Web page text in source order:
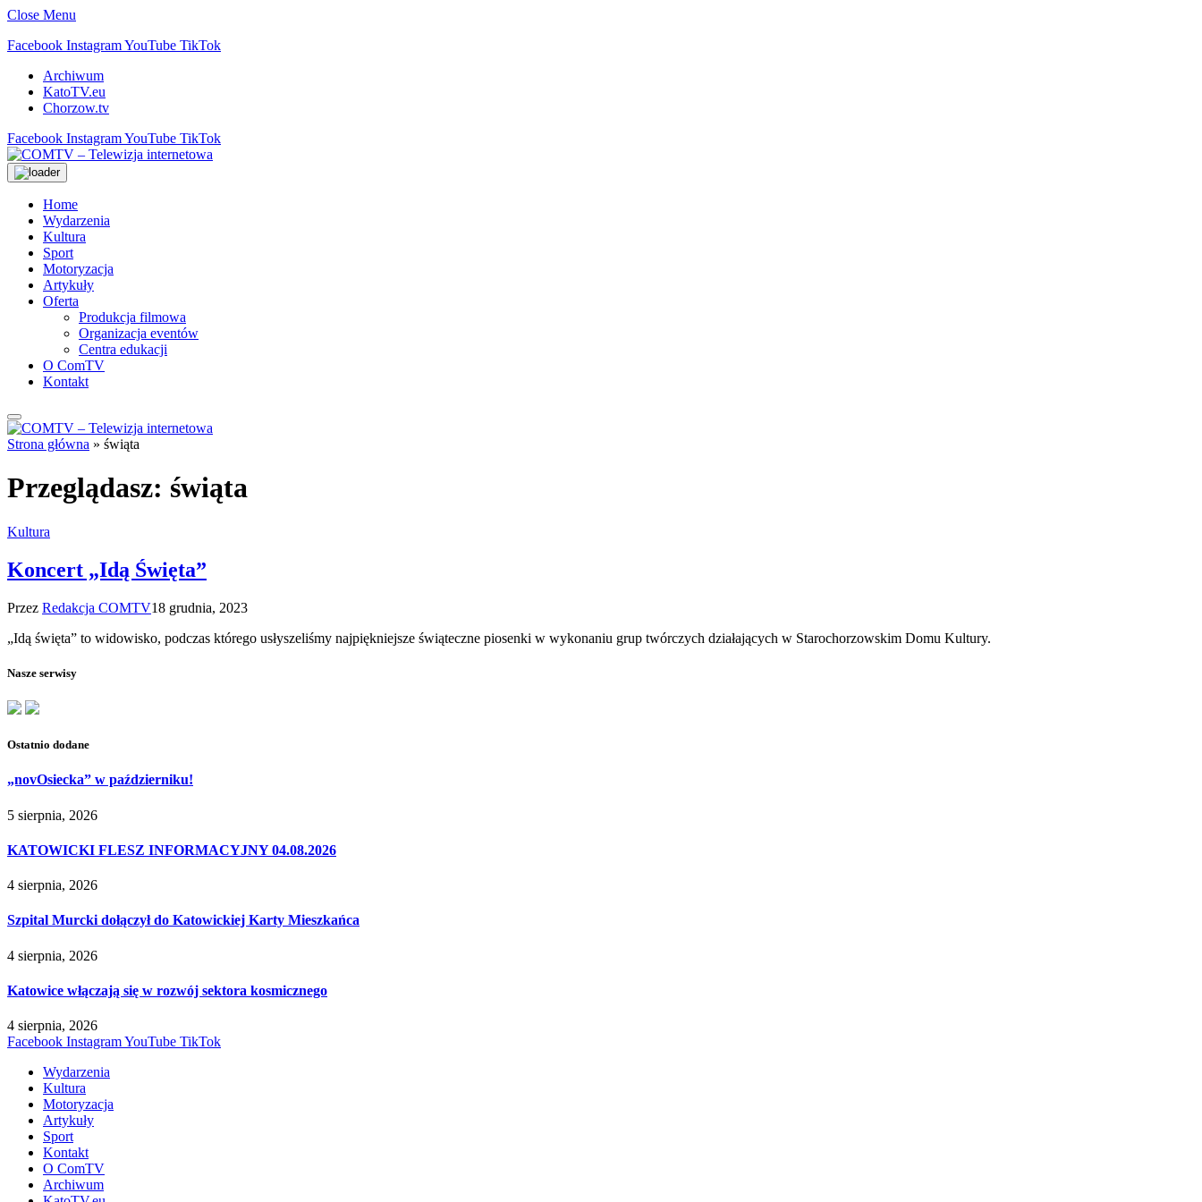
Close Menu
Facebook InstagramYouTube TikTok
Archiwum
KatoTV.eu
Chorzow.tv
Facebook InstagramYouTube TikTok
Home
Wydarzenia
Kultura
Sport
Motoryzacja
Artykuły
Oferta
Produkcja filmowa
Organizacja eventów
Centra edukacji
O ComTV
Kontakt
Strona główna » świąta
Przeglądasz: świąta
Kultura
Koncert „Idą Święta”
Przez Redakcja COMTV18 grudnia, 2023
„Idą święta” to widowisko, podczas którego usłyszeliśmy najpiękniejsze świąteczne piosenki w wykonaniu grup twórczych działających w Starochorzowskim Domu Kultury.
Nasze serwisy
Ostatnio dodane
„novOsiecka” w październiku!
5 sierpnia, 2026
KATOWICKI FLESZ INFORMACYJNY 04.08.2026
4 sierpnia, 2026
Szpital Murcki dołączył do Katowickiej Karty Mieszkańca
4 sierpnia, 2026
Katowice włączają się w rozwój sektora kosmicznego
4 sierpnia, 2026
Facebook InstagramYouTube TikTok
Wydarzenia
Kultura
Motoryzacja
Artykuły
Sport
Kontakt
O ComTV
Archiwum